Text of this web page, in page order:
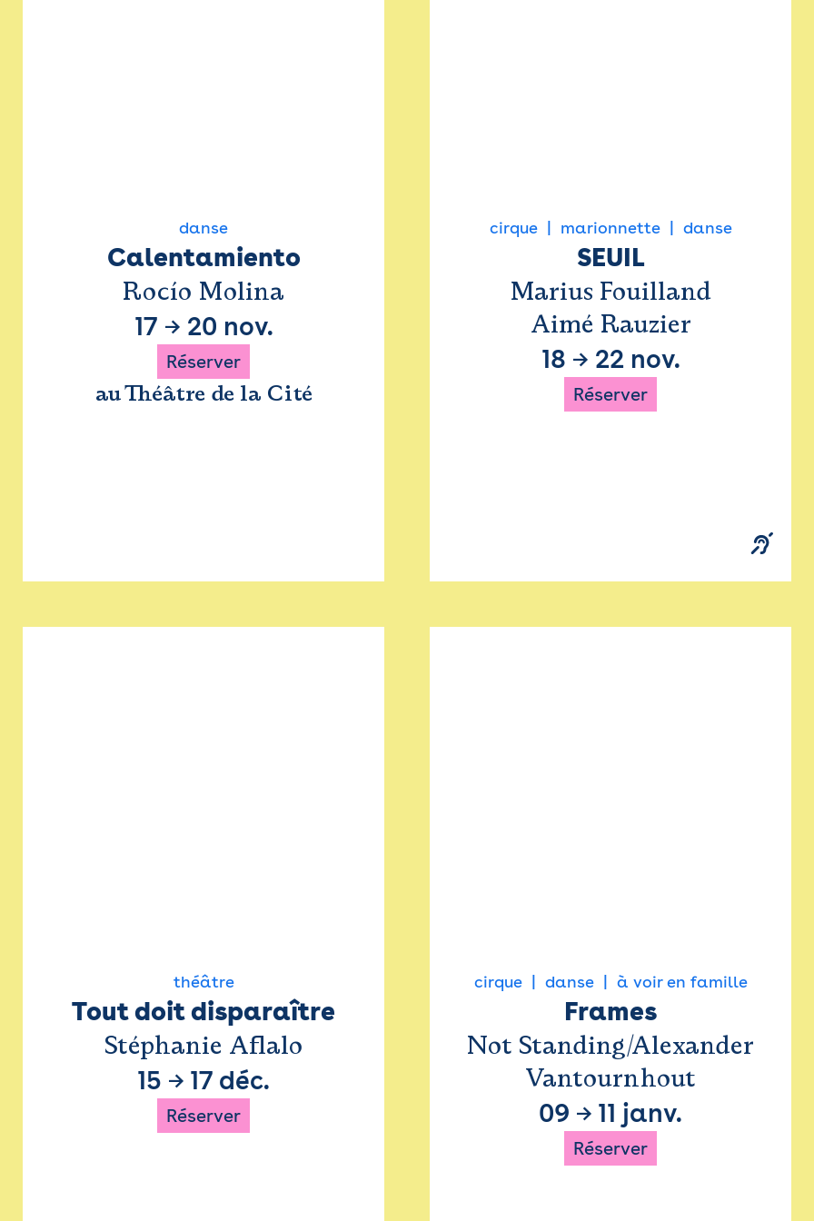
danse
Calentamiento
Rocío Molina
17 → 20 nov.
Réserver
au Théâtre de la Cité
cirque marionnette danse
SEUIL
Marius Fouilland
Aimé Rauzier
18 → 22 nov.
Réserver
théâtre
Tout doit disparaître
Stéphanie Aflalo
15 → 17 déc.
Réserver
cirque danse à voir en famille
Frames
Not Standing/Alexander
Vantournhout
09 → 11 janv.
Réserver